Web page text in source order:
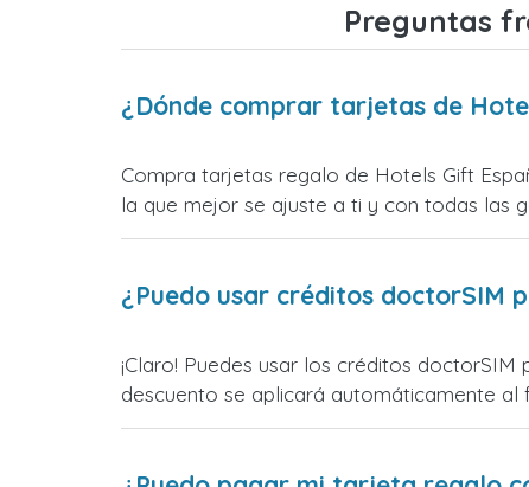
Preguntas
¿Dónde comprar tarjetas de
Compra tarjetas regalo de Hotels Gift
la que mejor se ajuste a ti y con todas las
¿Puedo usar créditos doctorSIM
¡Claro! Puedes usar los créditos
descuento se aplicará automáticamente al